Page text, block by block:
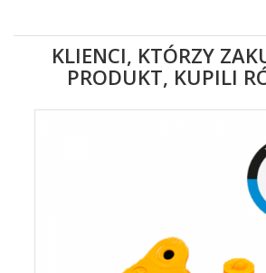
KLIENCI, KTÓRZY
PRODUKT, KUPILI